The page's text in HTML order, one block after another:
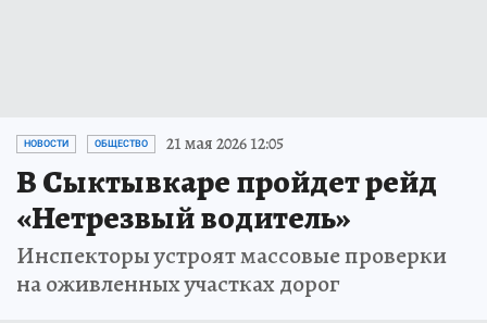
НОВОСТИ ОБЩЕСТВО 21 мая 2026 12:05
В Сыктывкаре пройдет рейд
«Нетрезвый водитель»
Инспекторы устроят массовые проверки
на оживленных участках дорог